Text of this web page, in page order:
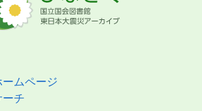
ムページ
チ